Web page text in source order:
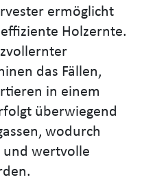
ermöglicht
Holzernte.
das Fällen,
in einem
überwiegend
wodurch
wertvolle